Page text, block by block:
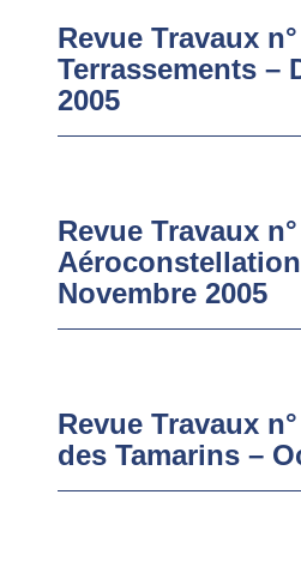
Revue Travaux
Terrassements –
2005
Revue Travaux
Novembre 2005
Revue Travaux
des Tamarins –